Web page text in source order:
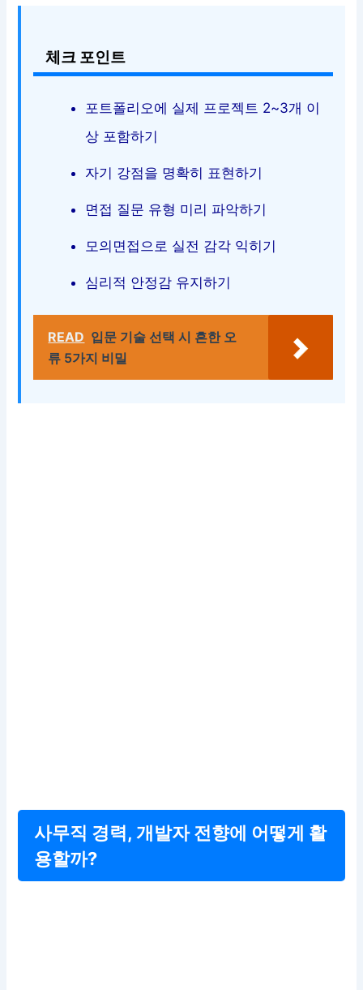
체크 포인트
포트폴리오에 실제 프로젝트 2~3개 이
상 포함하기
자기 강점을 명확히 표현하기
면접 질문 유형 미리 파악하기
모의면접으로 실전 감각 익히기
심리적 안정감 유지하기
READ 입문 기술 선택 시 흔한 오
류 5가지 비밀
사무직 경력, 개발자 전향에 어떻게 활
용할까?